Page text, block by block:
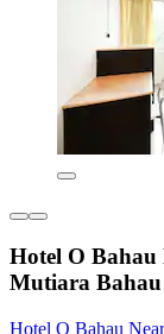
Hotel O
Mutiara Bahau
Hotel O Bahau